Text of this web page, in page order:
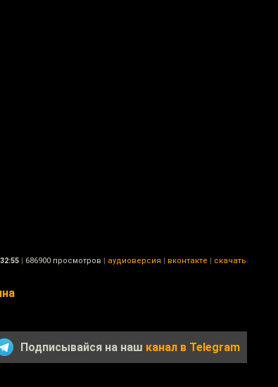
| 686900 просмотров | аудиоверсия | вконтакте | скачать
Подписывайся на наш канал в Telegram